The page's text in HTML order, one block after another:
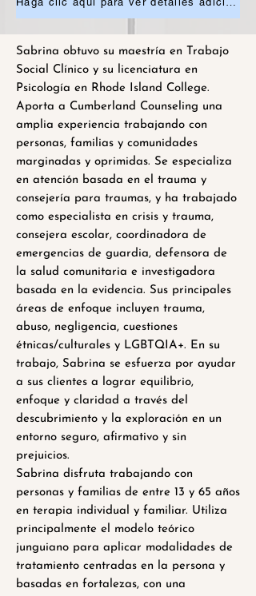
Sabrina obtuvo su maestría en Trabajo
Social Clínico y su licenciatura en
Psicología en Rhode Island College.
Aporta a Cumberland Counseling una
amplia experiencia trabajando con
personas, familias y comunidades
marginadas y oprimidas. Se especializa
en atención basada en el trauma y
consejería para traumas, y ha trabajado
como especialista en crisis y trauma,
consejera escolar, coordinadora de
emergencias de guardia, defensora de
la salud comunitaria e investigadora
basada en la evidencia. Sus principales
áreas de enfoque incluyen trauma,
abuso, negligencia, cuestiones
étnicas/culturales y LGBTQIA+. En su
trabajo, Sabrina se esfuerza por ayudar
a sus clientes a lograr equilibrio,
enfoque y claridad a través del
descubrimiento y la exploración en un
entorno seguro, afirmativo y sin
prejuicios.
Sabrina disfruta trabajando con
personas y familias de entre 13 y 65 años
en terapia individual y familiar. Utiliza
principalmente el modelo teórico
junguiano para aplicar modalidades de
tratamiento centradas en la persona y
basadas en fortalezas, con una